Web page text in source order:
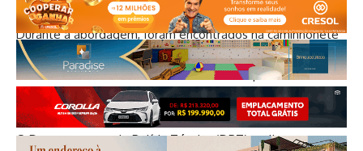
Durante a abordagem, foram encontrados na caminhonete
198 tabletes de maconha, um aparelho celular, três chips e
12 cartões de crédito. Todo o material foi apreendido e
apresentado na Delegacia Territorial de Itambé.
O Departamento de Polícia Técnica (DPT) realizou o